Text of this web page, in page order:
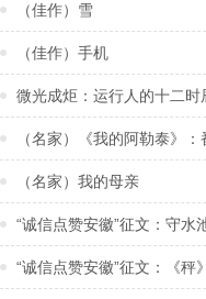
（佳作）雪
（佳作）手机
微光成炬：运行人的十二时
（名家）《我的阿勒泰》：
（名家）我的母亲
“诚信点赞安徽”征文：守水
“诚信点赞安徽”征文：《秤》